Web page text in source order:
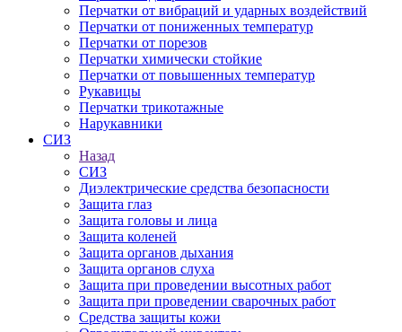
Перчатки от вибраций и ударных воздействий
Перчатки от пониженных температур
Перчатки от порезов
Перчатки химически стойкие
Перчатки от повышенных температур
Рукавицы
Перчатки трикотажные
Нарукавники
СИЗ
Назад
СИЗ
Диэлектрические средства безопасности
Защита глаз
Защита головы и лица
Защита коленей
Защита органов дыхания
Защита органов слуха
Защита при проведении высотных работ
Защита при проведении сварочных работ
Средства защиты кожи